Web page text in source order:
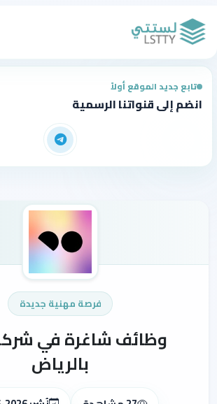
تابع جديد الموقع أولاً
انضم إلى قنواتنا الرسمية
فرصة مهنية جديدة
وظائف شاغرة في
بالرياض